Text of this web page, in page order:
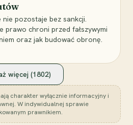
nie pozostaje bez sankcji.
prawo chroni przed fałszywymi
oraz jak budować obronę.
więcej (1802)
charakter wyłącznie informacyjny i
W indywidualnej sprawie
prawnikiem.